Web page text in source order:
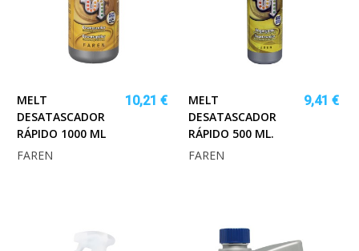
MELT
DESATASCADOR
RÁPIDO 1000 ML
10,21 €
FAREN
MELT
DESATASCADOR
RÁPIDO 500 ML.
9,41 €
FAREN